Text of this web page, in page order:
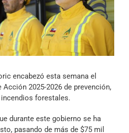
Especiales
Sonoro
encabezó esta semana el
Acción 2025-2026 de prevención,
forestales.
durante este gobierno se ha
pasando de más de $75 mil